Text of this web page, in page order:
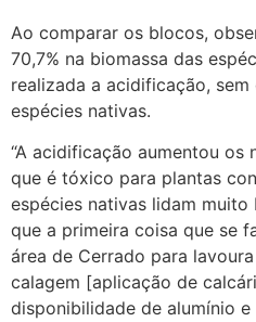
Ao comparar os blocos,
70,7% na biomassa das
realizada a acidificação,
espécies nativas.
“A acidificação aumentou os
que é tóxico para plantas
espécies nativas lidam
que a primeira coisa que se
área de Cerrado para
calagem [aplicação de
disponibilidade de alumínio